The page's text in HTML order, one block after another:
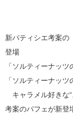
新パティシエ考案の
登場
「ソルティーナッ
「ソルティーナッ
キャラメル好きな“
考案のパフェが新登